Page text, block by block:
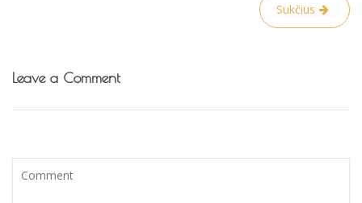
Sukčius
Leave a Comment